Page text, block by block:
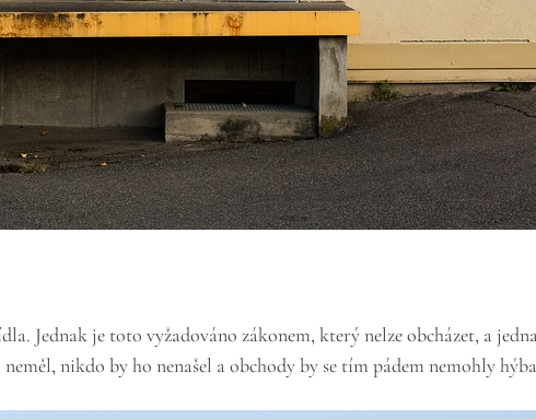
Jednak je toto vyžadováno zákonem, který nelze obcházet, a
nikdo by ho nenašel a obchody by se tím pádem nemohly